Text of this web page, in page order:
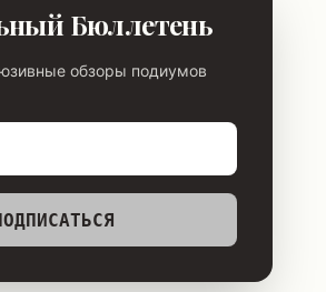
Бюллетень
обзоры подиумов